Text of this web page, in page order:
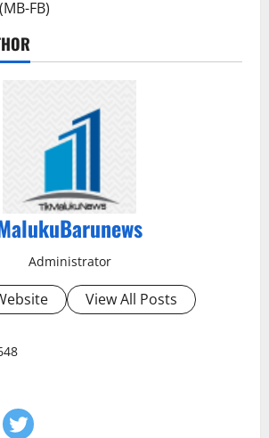
FB)
Administrator
View All Posts